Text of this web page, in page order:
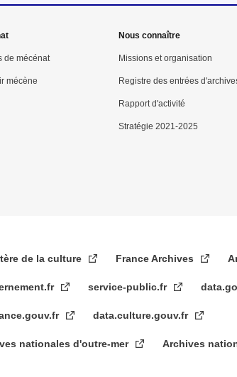
de mécénat
mécène
Nous connaître
Missions et organisation
Registre des entrées
Rapport d'activité
Stratégie 2021-2025
de la culture France Archives
service-public.fr
data.culture.gouv.fr
nationales d'outre-mer Archives